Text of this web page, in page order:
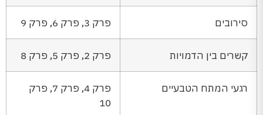
סירובים פרק 3, פרק 6, פרק 9
קשרים בין הדמויות פרק 2, פרק 5, פרק 8
רגעי המתח הטבעיים
פרק 4, פרק 7, פרק
10